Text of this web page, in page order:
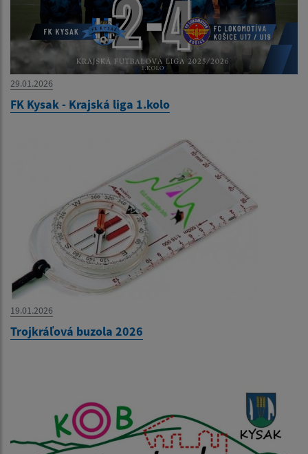
29.01.2026
FK Kysak - Krajská liga 1.kolo
19.01.2026
Trojkráľová buzola 2026